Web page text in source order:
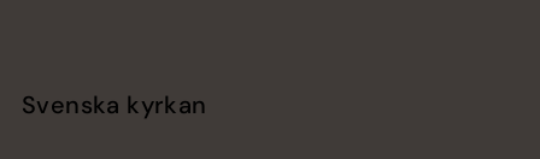
Svenska kyrkan